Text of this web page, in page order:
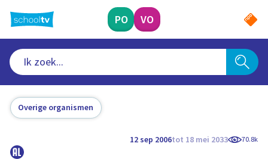
naar
hoofdinhoud
PO VO
Overige organismen
12 sep 2006tot 18 mei 2033 70.8k